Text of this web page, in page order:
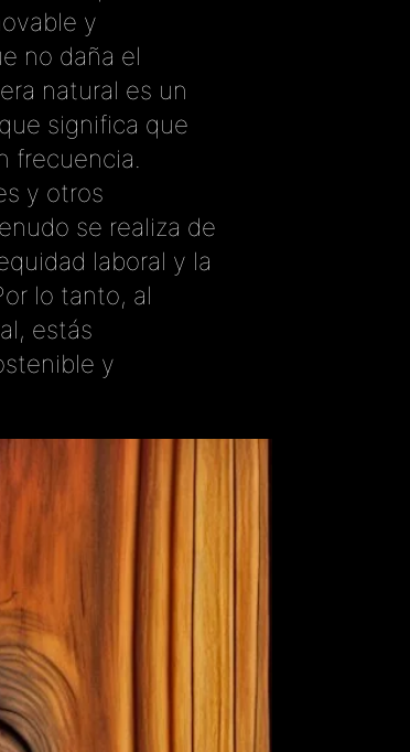
y
no daña el
natural es un
significa que
frecuencia.
y otros
se realiza de
laboral y la
lo tanto, al
estás
y